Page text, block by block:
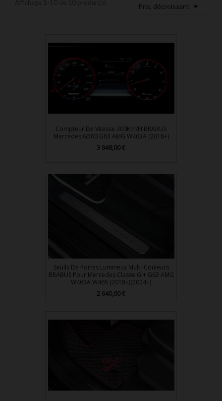
Prix, décroissant 
Compteur De Vitesse 300Km/h BRABUS
Mercedes G500 G63 AMG W463A (2018+)
Prix
3 948,00 €
Seuils De Portes Lumineux Multi-Couleurs
BRABUS Pour Mercedes Classe G + G63 AMG
W463A W465 (2018+)(2024+)
Prix
2 640,00 €